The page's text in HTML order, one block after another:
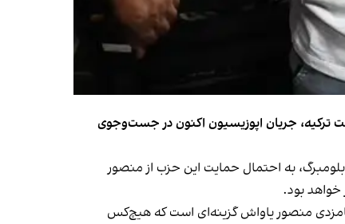
ترکیه، جریان اپوزیسیون اکنون در جست‌وجوی
مخالفان رجب طیب اردوغان، سه‌شنبه ۱۱ شهریور در مصاحبه با بلومبرگ، به احتمال حمایت این حزب از منصور
خواهد بود.
منصور یاواش گزینه‌ای است که هیچ‌کس